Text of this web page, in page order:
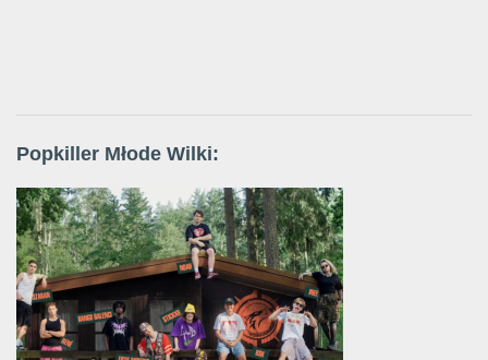
Popkiller Młode Wilki: